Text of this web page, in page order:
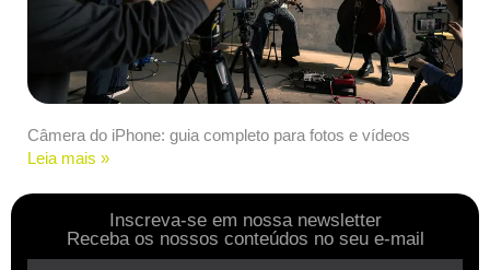
Câmera do iPhone: guia completo para fotos e vídeos
Leia mais »
Inscreva-se em nossa newsletter
Receba os nossos conteúdos no seu e-mail